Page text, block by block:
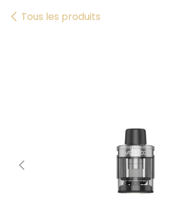
Tous les produits